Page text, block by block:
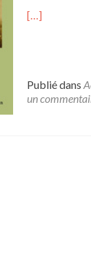
[…]
Publié dans
un